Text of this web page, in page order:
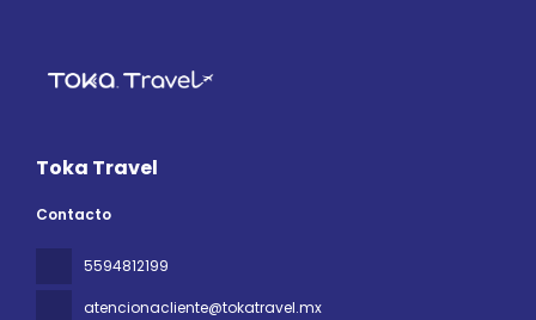
Toka Travel
Contacto
5594812199
atencionacliente@tokatravel.mx